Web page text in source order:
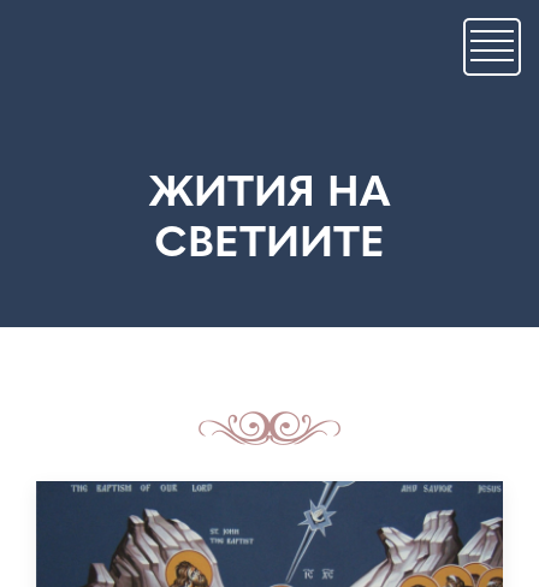
ЖИТИЯ НА
СВЕТИИТЕ